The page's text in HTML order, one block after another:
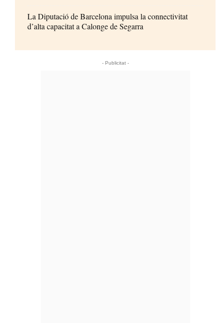
La Diputació de Barcelona impulsa la connectivitat
d’alta capacitat a Calonge de Segarra
- Publicitat -